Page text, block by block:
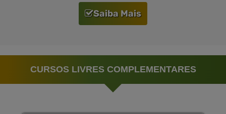
Saiba Mais
CURSOS LIVRES COMPLEMENTARES